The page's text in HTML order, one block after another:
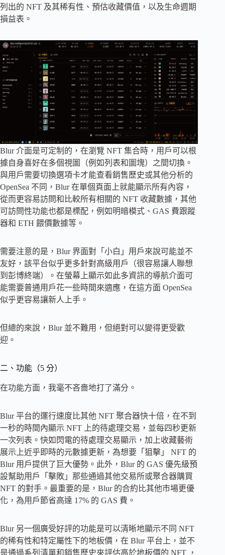
列出的 NFT 及其稀有性、預估收藏價值，以及生命週期
損益表。
Blur 介面是可定制的，在瀏覽 NFT 集合時，用戶可以根
據自身喜好在多個視圖（例如列表和圖塊）之間切換。
與用戶需要切換選項卡才能查看銷售歷史或其他分析的
OpenSea 不同，Blur 在單個頁面上就能顯示所有內容，
從而更容易訪問和比較所有相關的 NFT 收藏數據，其他
可訪問性功能也都是標配，例如明暗模式、GAS 費跟蹤
器和 ETH 餵價數據等。
需要注意的是，Blur 界面對「小白」用戶來說可能並不
友好，該平台似乎更多針對高級用戶（很容易讓人聯想
到彭博終端）。在螢幕上顯示如此多資訊的導航介面可
能需要普通用戶花一些時間來適應，在這方面 OpenSea
似乎更容易讓新人上手。
但總的來說，Blur 並不難用，但絕對可以變得更受歡
迎。
二、功能（5 分）
在功能方面，我毫不吝嗇地打了滿分。
Blur 平台的運行速度比其他 NFT 聚合器快十倍，在不到
一秒的時間內顯示 NFT 上的待處理交易，並每四秒更新
一次列表。快如閃電的待處理交易顯示，加上收藏藝術
展示上近乎即時的元數據更新，為想要「狙擊」 NFT 的
Blur 用戶提供了巨大優勢。此外，Blur 的 GAS 優先級預
設幫助用戶「擊敗」那些通過其他交易所或聚合器購買
NFT 的對手。最重要的是，Blur 的合約比其他市場更優
化，為用戶節省高達 17% 的 GAS 費。
Blur 另一個廣受好評的功能是可以清晰地顯示不同 NFT
的稀有性和特定屬性下的地板價，在 Blur 平台上，並不
是通過系列清單和銷售歷史來評估高於地板價的 NFT ，